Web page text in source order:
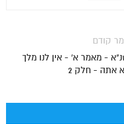
קודם
- מאמר א' - אין לנו מלך
אתה - חלק 2